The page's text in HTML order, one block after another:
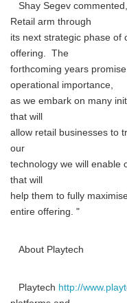
Shay Segev
Retail arm through
its next strategic phase of
offering. The
forthcoming years
operational importance,
as we embark on many
that will
allow retail businesses to
our
technology we will enable
that will
help them to fully
entire offering. "
About Playtech
Playtech http://